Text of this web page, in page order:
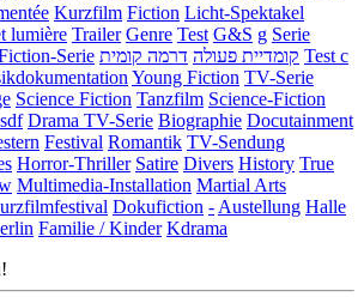
Kurzfilm Fiction Licht-Spektakel
lumière Trailer Genre Test G&S g Serie
Serie קומדיית פעולה דרמה קומית
Test c
Young Fiction TV-Serie
Science Fiction Tanzfilm Science-Fiction
sdf Drama TV-Serie Biographie Docutainment
Festival Romantik TV-Sendung
Horror-Thriller Satire Divers History True
Multimedia-Installation Martial Arts
Dokufiction - Austellung Halle
Familie / Kinder Kdrama